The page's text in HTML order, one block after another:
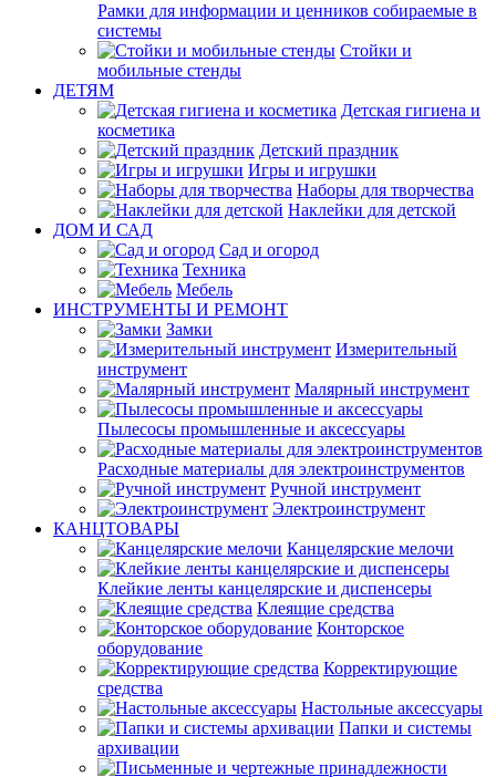
Рамки для информации и ценников собираемые в
системы
Стойки и
мобильные стенды
ДЕТЯМ
Детская гигиена и
косметика
Детский праздник
Игры и игрушки
Наборы для творчества
Наклейки для детской
ДОМ И САД
Сад и огород
Техника
Мебель
ИНСТРУМЕНТЫ И РЕМОНТ
Замки
Измерительный
инструмент
Малярный инструмент
Пылесосы промышленные и аксессуары
Расходные материалы для электроинструментов
Ручной инструмент
Электроинструмент
КАНЦТОВАРЫ
Канцелярские мелочи
Клейкие ленты канцелярские и диспенсеры
Клеящие средства
Конторское
оборудование
Корректирующие
средства
Настольные аксессуары
Папки и системы
архивации